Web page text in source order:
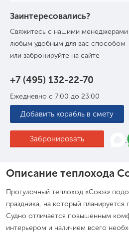
Заинтересовались?
Свяжитесь с нашими менеджерами
любым удобным для вас способом
или забронируйте на сайте
Забронировать
+7 (495) 132-22-70
Ежедневно с 7:00 до 23:00
Добавить корабль в смету
Описание теплохода
Прогулочный теплоход «Союз»
праздника, на который планируется
Судно отличается повышенным
интерьером и наличием всего